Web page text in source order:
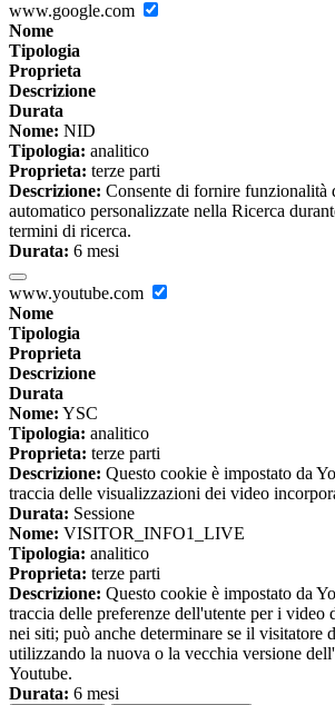
www.google.com
Nome
Tipologia
Proprieta
Descrizione
Durata
Nome: NID
Tipologia: analitico
Proprieta: terze parti
Descrizione: Consente di fornire funzionalità
automatico personalizzate nella Ricerca
termini di ricerca.
Durata: 6 mesi
www.youtube.com
Nome
Tipologia
Proprieta
Descrizione
Durata
Nome: YSC
Tipologia: analitico
Proprieta: terze parti
Descrizione: Questo cookie è impostato da
traccia delle visualizzazioni dei video
Durata: Sessione
Nome: VISITOR_INFO1_LIVE
Tipologia: analitico
Proprieta: terze parti
Descrizione: Questo cookie è impostato da
traccia delle preferenze dell'utente per i video
nei siti; può anche determinare se il visitatore
utilizzando la nuova o la vecchia versione
Youtube.
Durata: 6 mesi